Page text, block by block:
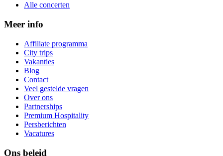
Alle concerten
Meer info
Affiliate programma
City trips
Vakanties
Blog
Contact
Veel gestelde vragen
Over ons
Partnerships
Premium Hospitality
Persberichten
Vacatures
Ons beleid